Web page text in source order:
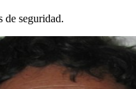
de seguridad.